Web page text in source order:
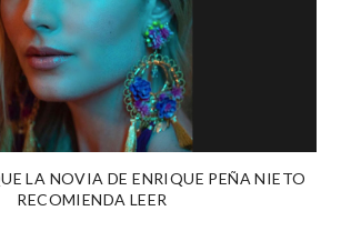
LA NOVIA DE ENRIQUE PEÑA NIETO
RECOMIENDA LEER